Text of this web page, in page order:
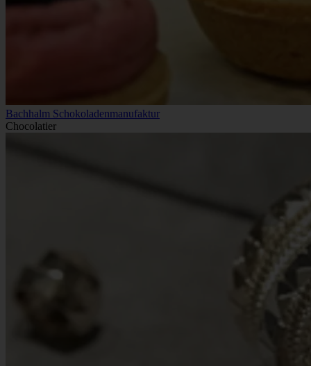
Bachhalm Schokoladenmanufaktur
Chocolatier